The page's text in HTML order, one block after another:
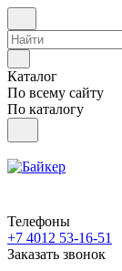
Каталог
По всему сайту
По каталогу
Телефоны
+7 4012 53-16-51
Заказать звонок